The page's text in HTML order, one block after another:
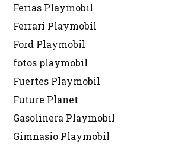
Ferias Playmobil
Ferrari Playmobil
Ford Playmobil
fotos playmobil
Fuertes Playmobil
Future Planet
Gasolinera Playmobil
Gimnasio Playmobil